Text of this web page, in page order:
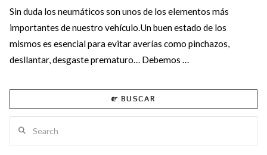
Sin duda los neumáticos son unos de los elementos más
importantes de nuestro vehículo.Un buen estado de los
mismos es esencial para evitar averías como pinchazos,
desllantar, desgaste prematuro… Debemos …
BUSCAR